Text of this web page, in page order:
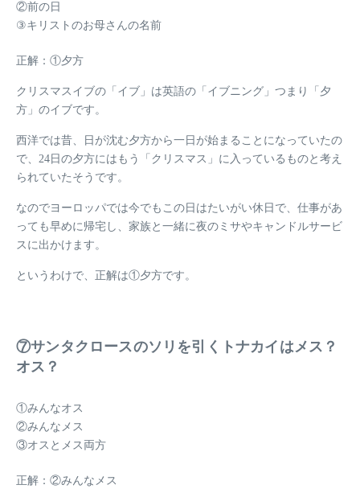
②前の日
③キリストのお母さんの名前
正解：①夕方
クリスマスイブの「イブ」は英語の「イブニング」つまり「夕
方」のイブです。
西洋では昔、日が沈む夕方から一日が始まることになっていたの
で、24日の夕方にはもう「クリスマス」に入っているものと考え
られていたそうです。
なのでヨーロッパでは今でもこの日はたいがい休日で、仕事があ
っても早めに帰宅し、家族と一緒に夜のミサやキャンドルサービ
スに出かけます。
というわけで、正解は①夕方です。
⑦サンタクロースのソリを引くトナカイはメス？
オス？
①みんなオス
②みんなメス
③オスとメス両方
正解：②みんなメス